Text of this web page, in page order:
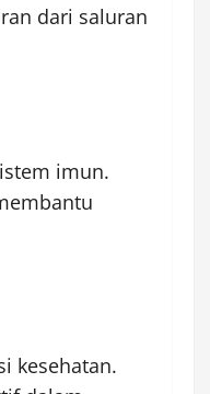
dari saluran
imun.
kesehatan.